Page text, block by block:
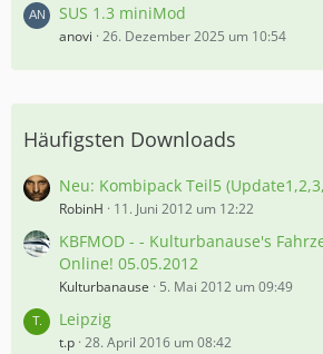
SUS 1.3 miniMod
anovi 26. Dezember 2025 um 10:54
Häufigsten Downloads
Neu: Kombipack Teil5
RobinH 11. Juni 2012 um 12:22
KBFMOD - - Kulturbanause's
Online! 05.05.2012
Kulturbanause 5. Mai 2012 um 09:49
Leipzig
t.p 28. April 2016 um 08:42